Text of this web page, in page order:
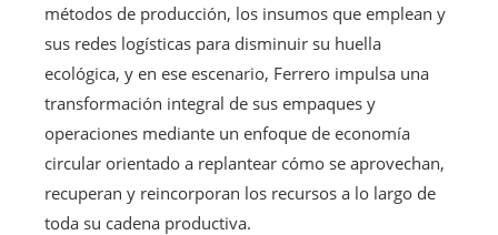
métodos de producción, los insumos que emplean y
sus redes logísticas para disminuir su huella
ecológica, y en ese escenario, Ferrero impulsa una
transformación integral de sus empaques y
operaciones mediante un enfoque de economía
circular orientado a replantear cómo se aprovechan,
recuperan y reincorporan los recursos a lo largo de
toda su cadena productiva.